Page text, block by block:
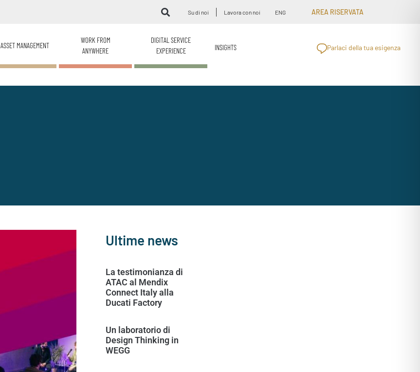
Su di noi Lavora con noi ENG AREA RISERVATA
ASSET MANAGEMENT
WORK FROM
ANYWHERE
DIGITAL SERVICE
EXPERIENCE
INSIGHTS Parlaci della tua esigenza
Ultime news
La testimonianza di
ATAC al Mendix
Connect Italy alla
Ducati Factory
Un laboratorio di
Design Thinking in
WEGG